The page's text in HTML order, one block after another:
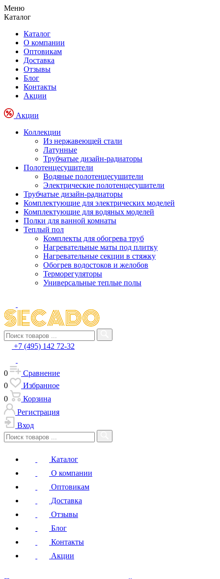
Меню
Каталог
Каталог
О компании
Оптовикам
Доставка
Отзывы
Блог
Контакты
Акции
Акции
Коллекции
Из нержавеющей стали
Латунные
Трубчатые дизайн-радиаторы
Полотенцесушители
Водяные полотенцесушители
Электрические полотенцесушители
Трубчатые дизайн-радиаторы
Комплектующие для электрических моделей
Комплектующие для водяных моделей
Полки для ванной комнаты
Теплый пол
Комплекты для обогрева труб
Нагревательные маты под плитку
Нагревательные секции в стяжку
Обогрев водостоков и желобов
Терморегуляторы
Универсальные теплые полы
+7 (495) 142 72-32
0
Сравнение
0
Избранное
0
Корзина
Регистрация
Вход
Каталог
О компании
Оптовикам
Доставка
Отзывы
Блог
Контакты
Акции